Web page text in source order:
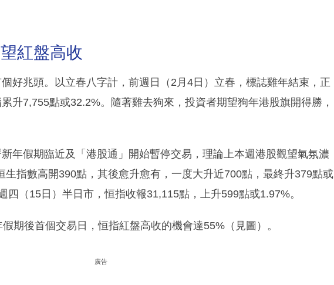
紅盤高收
好兆頭。以立春八字計，前週日（2月4日）立春，標誌雞年結束，正
升7,755點或32.2%。隨著雞去狗來，投資者期望狗年港股旗開得勝，
新年假期臨近及「港股通」開始暫停交易，理論上本週港股觀望氣氛濃
生指數高開390點，其後愈升愈有，一度大升近700點，最終升379點或
四（15日）半日市，恒指收報31,115點，上升599點或1.97%。
期後首個交易日，恒指紅盤高收的機會達55%（見圖）。
廣告